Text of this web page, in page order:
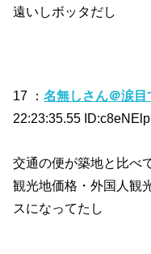
遠いしボッタだし
17 ：名無しさん＠涙目
22:23:35.55
交通の便が築地と比べ
観光地価格・外国人観
スになってたし